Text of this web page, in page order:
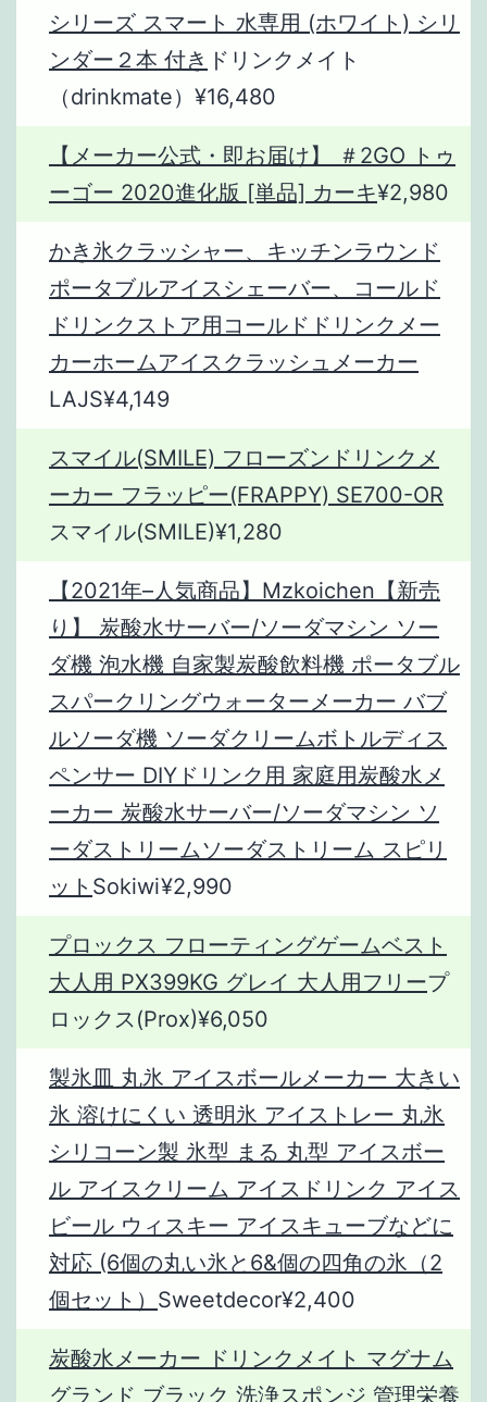
シリーズ スマート 水専用 (ホワイト) シリ
ンダー２本 付き ドリンクメイト
（drinkmate）¥16,480
【メーカー公式・即お届け】 ＃2GO トゥ
ーゴー 2020進化版 [単品] カーキ¥2,980
かき氷クラッシャー、キッチンラウンド
ポータブルアイスシェーバー、コールド
ドリンクストア用コールドドリンクメー
カーホームアイスクラッシュメーカー
LAJS¥4,149
スマイル(SMILE) フローズンドリンクメ
ーカー フラッピー(FRAPPY) SE700-OR
スマイル(SMILE)¥1,280
【2021年–人気商品】Mzkoichen【新売
り】 炭酸水サーバー/ソーダマシン ソー
ダ機 泡水機 自家製炭酸飲料機 ポータブル
スパークリングウォーターメーカー バブ
ルソーダ機 ソーダクリームボトルディス
ペンサー DIYドリンク用 家庭用炭酸水メ
ーカー 炭酸水サーバー/ソーダマシン ソ
ーダストリームソーダストリーム スピリ
ット Sokiwi¥2,990
プロックス フローティングゲームベスト
大人用 PX399KG グレイ 大人用フリープ
ロックス(Prox)¥6,050
製氷皿 丸氷 アイスボールメーカー 大きい
氷 溶けにくい 透明氷 アイストレー 丸氷
シリコーン製 氷型 まる 丸型 アイスボー
ル アイスクリーム アイスドリンク アイス
ビール ウィスキー アイスキューブなどに
対応 (6個の丸い氷と6&個の四角の氷（2
個セット） Sweetdecor¥2,400
炭酸水メーカー ドリンクメイト マグナム
グランド ブラック 洗浄スポンジ 管理栄養